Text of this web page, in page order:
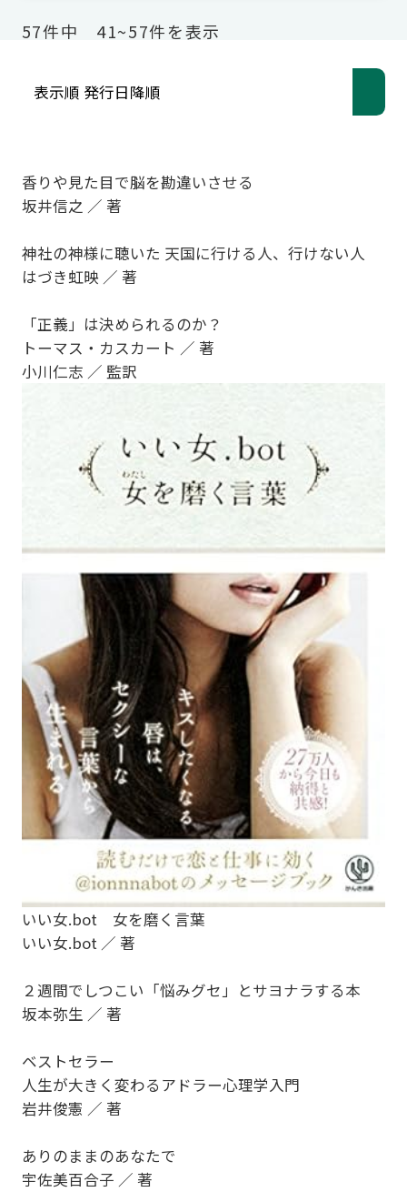
57件中 41~57件を表示
香りや見た目で脳を勘違いさせる
坂井信之 ／ 著
神社の神様に聴いた 天国に行ける人、行けない人
はづき虹映 ／ 著
「正義」は決められるのか？
トーマス・カスカート ／ 著
小川仁志 ／ 監訳
いい女.bot 女を磨く言葉
いい女.bot ／ 著
２週間でしつこい「悩みグセ」とサヨナラする本
坂本弥生 ／ 著
ベストセラー
人生が大きく変わるアドラー心理学入門
岩井俊憲 ／ 著
ありのままのあなたで
宇佐美百合子 ／ 著